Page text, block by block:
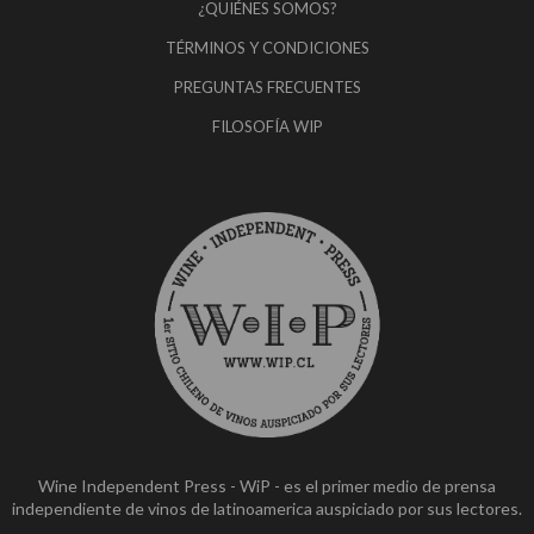
¿QUIÉNES SOMOS?
TÉRMINOS Y CONDICIONES
PREGUNTAS FRECUENTES
FILOSOFÍA WIP
Wine Independent Press - WiP - es el primer medio de prensa
independiente de vinos de latinoamerica auspiciado por sus lectores.